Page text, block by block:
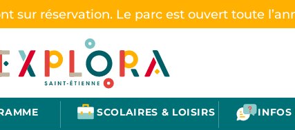
sur réservation. Le parc est ouvert toute
SCOLAIRES & LOISIRS INFOS